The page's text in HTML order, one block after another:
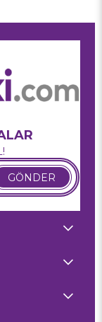
GÖNDER